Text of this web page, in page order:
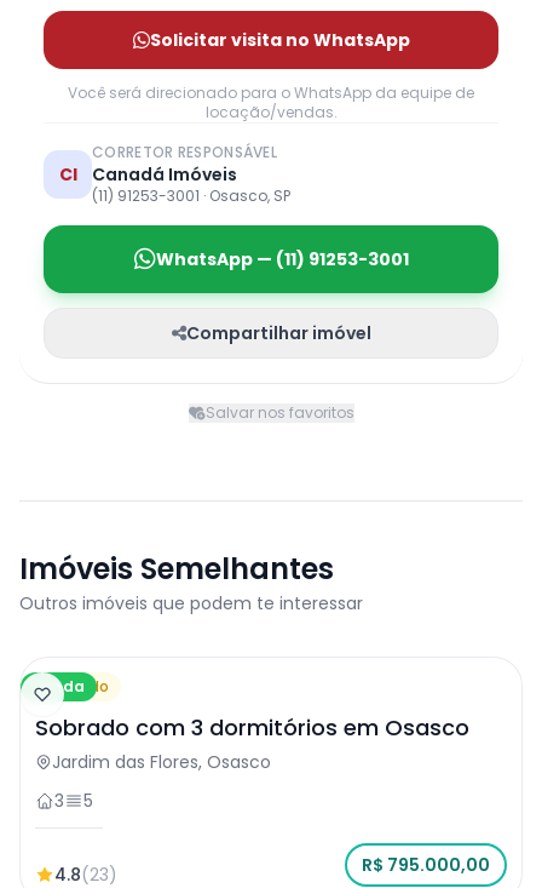
Solicitar visita no WhatsApp
Você será direcionado para o WhatsApp da equipe de
locação/vendas.
CI
CORRETOR RESPONSÁVEL
Canadá Imóveis
(11) 91253-3001 · Osasco, SP
WhatsApp — (11) 91253-3001
Compartilhar imóvel
Salvar nos favoritos
Imóveis Semelhantes
Outros imóveis que podem te interessar
Venda
Sobrado
Sobrado com 3 dormitórios em Osasco
Jardim das Flores, Osasco
3
5
4.8(23) R$ 795.000,00